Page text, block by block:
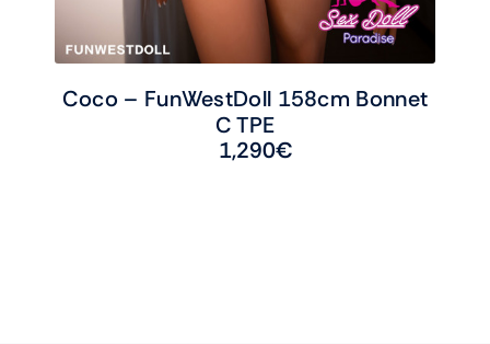
Coco – FunWestDoll 158cm Bonnet
C TPE
1,290€